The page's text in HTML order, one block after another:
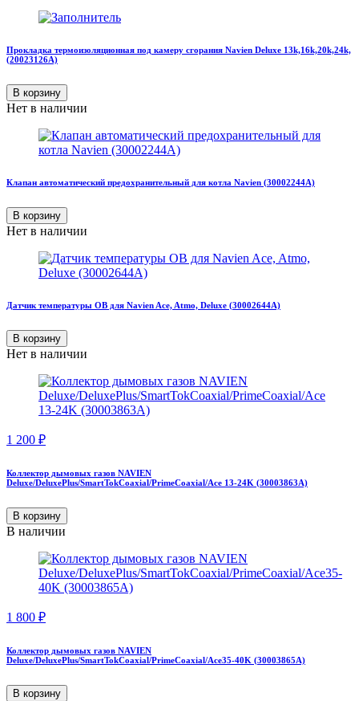
Прокладка термоизоляционная под камеру сгорания Navien Deluxe 13k,16k,20k,24k,
(20023126А)
В корзину
Нет в наличии
Клапан автоматический предохранительный для котла Navien (30002244A)
В корзину
Нет в наличии
Датчик температуры ОВ для Navien Ace, Atmo, Deluxe (30002644A)
В корзину
Нет в наличии
1 200 ₽
Коллектор дымовых газов NAVIEN
Deluxe/DeluxePlus/SmartTokCoaxial/PrimeCoaxial/Ace 13-24K (30003863A)
В корзину
В наличии
1 800 ₽
Коллектор дымовых газов NAVIEN
Deluxe/DeluxePlus/SmartTokCoaxial/PrimeCoaxial/Ace35-40K (30003865A)
В корзину